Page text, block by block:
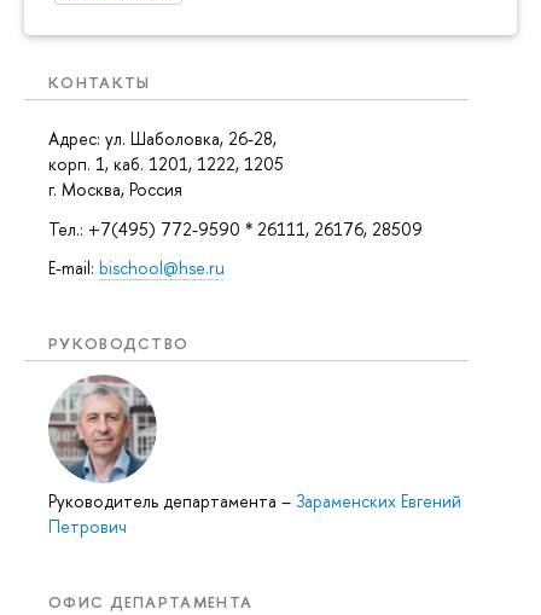
КОНТАКТЫ
Адрес: ул. Шаболовка, 26-28,
корп. 1, каб. 1201, 1222, 1205
г. Москва, Россия
Тел.: +7(495) 772-9590 * 26111, 26176, 28509
E-mail: bischool@hse.ru
РУКОВОДСТВО
Руководитель департамента – Зараменских Евгений
Петрович
ОФИС ДЕПАРТАМЕНТА